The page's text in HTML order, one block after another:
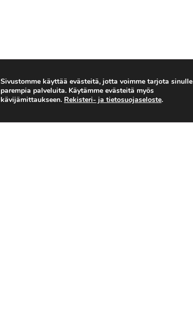
Sivustomme käyttää evästeitä, jotta voimme tarjota sinulle
parempia palveluita. Käytämme evästeitä myös
kävijämittaukseen. Rekisteri- ja tietosuojaseloste.